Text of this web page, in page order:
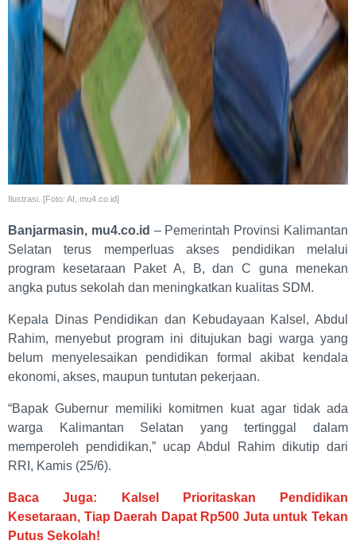
Ilustrasi. [Foto: AI, mu4.co.id]
Banjarmasin, mu4.co.id – Pemerintah Provinsi Kalimantan
Selatan terus memperluas akses pendidikan melalui
program kesetaraan Paket A, B, dan C guna menekan
angka putus sekolah dan meningkatkan kualitas SDM.
Kepala Dinas Pendidikan dan Kebudayaan Kalsel, Abdul
Rahim, menyebut program ini ditujukan bagi warga yang
belum menyelesaikan pendidikan formal akibat kendala
ekonomi, akses, maupun tuntutan pekerjaan.
“Bapak Gubernur memiliki komitmen kuat agar tidak ada
warga Kalimantan Selatan yang tertinggal dalam
memperoleh pendidikan,” ucap Abdul Rahim dikutip dari
RRI, Kamis (25/6).
Baca Juga: Kalsel Prioritaskan Pendidikan
Kesetaraan, Tiap Daerah Dapat Rp500 Juta untuk Tekan
Putus Sekolah!